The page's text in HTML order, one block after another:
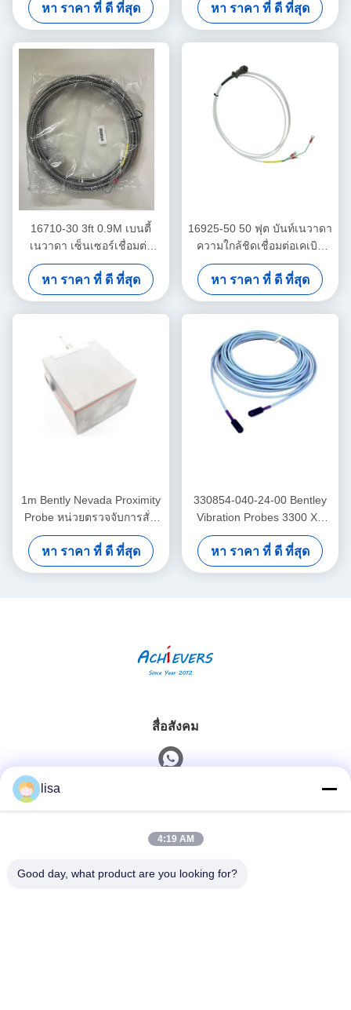
แปลงความใกล้ชิด
หา ราคา ที่ ดี ที่สุด
ใกล้เคียงอุณหภูมิสูง
หา ราคา ที่ ดี ที่สุด
16710-30 3ft 0.9M เบนตี้
เนวาดา เซ็นเซอร์เชื่อมต่อ
เคเบิล
หา ราคา ที่ ดี ที่สุด
16925-50 50 ฟุต บันท์เนวาดา
ความใกล้ชิดเชื่อมต่อเคเบิล
โดยไม่มีเกราะ
หา ราคา ที่ ดี ที่สุด
1m Bently Nevada Proximity
Probe หน่วยตรวจจับการสั่น
สะเทือนแบบคู่ 26530-12-10-
00-000-309-00-03-01
หา ราคา ที่ ดี ที่สุด
330854-040-24-00 Bentley
Vibration Probes 3300 XL
สายขยายขนาด 25 มม 4.0
เมตร
หา ราคา ที่ ดี ที่สุด
สื่อสังคม
0086-13828861501
lisa
4:19 AM
Good day, what product are you looking for?